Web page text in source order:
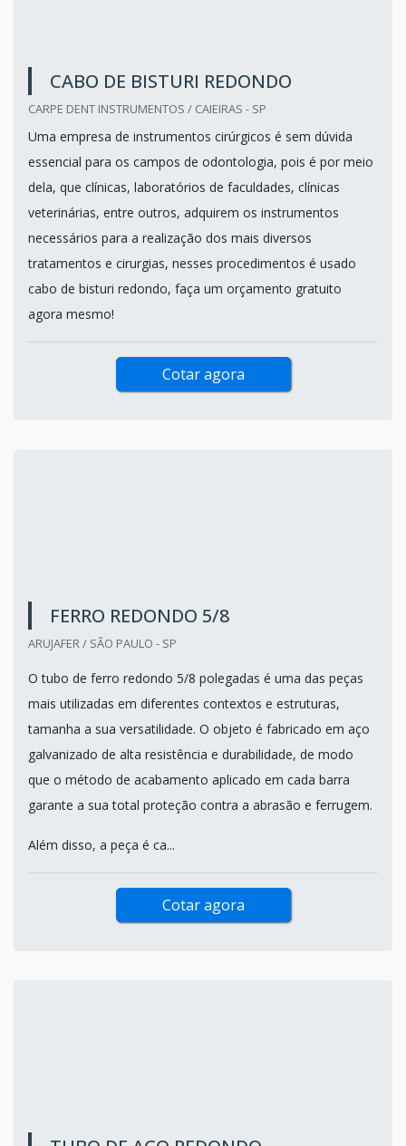
CABO DE BISTURI REDONDO
CARPE DENT INSTRUMENTOS / CAIEIRAS - SP
Uma empresa de instrumentos cirúrgicos é sem dúvida
essencial para os campos de odontologia, pois é por meio
dela, que clínicas, laboratórios de faculdades, clínicas
veterinárias, entre outros, adquirem os instrumentos
necessários para a realização dos mais diversos
tratamentos e cirurgias, nesses procedimentos é usado
cabo de bisturi redondo, faça um orçamento gratuito
agora mesmo!
Cotar agora
FERRO REDONDO 5/8
ARUJAFER / SÃO PAULO - SP
O tubo de ferro redondo 5/8 polegadas é uma das peças
mais utilizadas em diferentes contextos e estruturas,
tamanha a sua versatilidade. O objeto é fabricado em aço
galvanizado de alta resistência e durabilidade, de modo
que o método de acabamento aplicado em cada barra
garante a sua total proteção contra a abrasão e ferrugem.
Além disso, a peça é ca...
Cotar agora